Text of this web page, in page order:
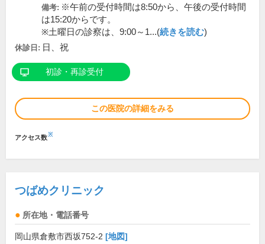
備考: ※午前の受付時間は8:50から、午後の受付時間
は15:20からです。
※土曜日の診察は、9:00～1...(続きを読む)
休診日: 日、祝
初診・再診受付
この医院の詳細をみる
アクセス数※
つばめクリニック
所在地・電話番号
岡山県倉敷市西坂752-2 [地図]